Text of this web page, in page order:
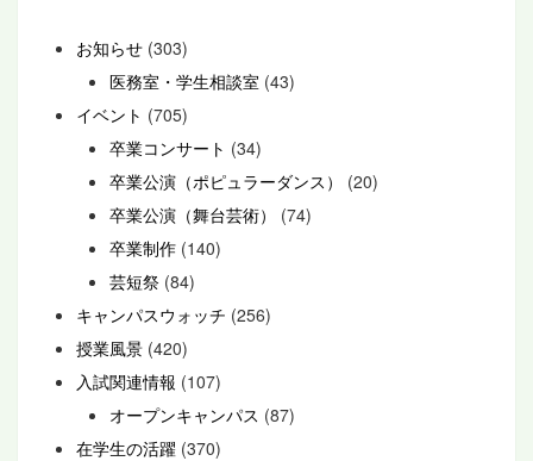
お知らせ (303)
医務室・学生相談室 (43)
イベント (705)
卒業コンサート (34)
卒業公演（ポピュラーダンス）
(20)
卒業公演（舞台芸術）
(74)
卒業制作 (140)
芸短祭 (84)
キャンパスウォッチ (256)
授業風景 (420)
入試関連情報 (107)
オープンキャンパス (87)
在学生の活躍 (370)